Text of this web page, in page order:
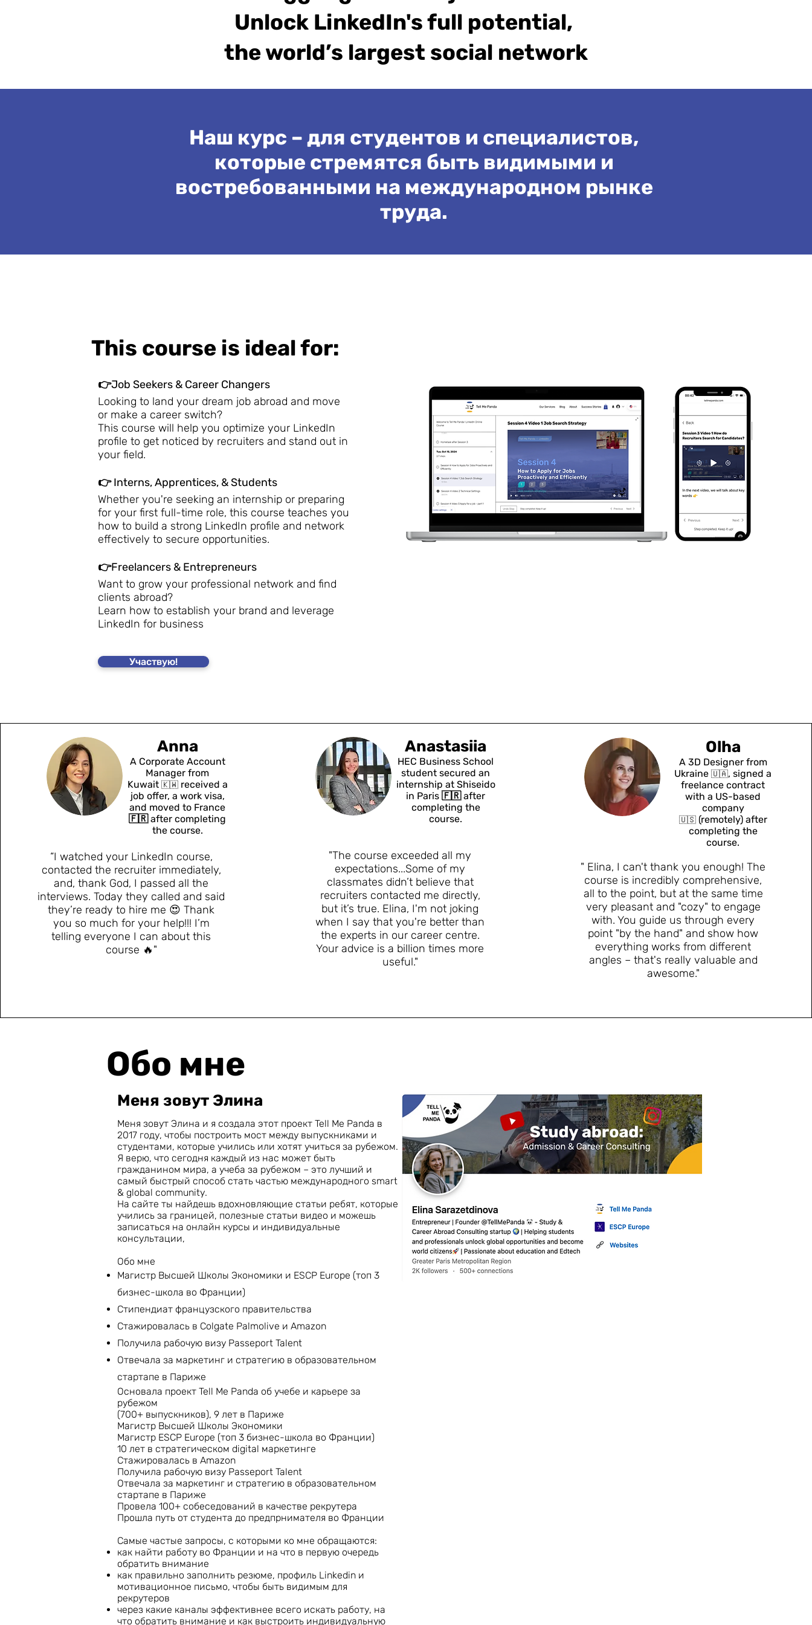
Unlock LinkedIn's full potential,
the world’s largest social network
Наш курс – для студентов и специалистов,
которые стремятся быть видимыми и
востребованными на международном рынке
труда.
This course is ideal for:
👉Job Seekers & Career Changers
Looking to land your dream job abroad and move
or make a career switch?
This course will help you optimize your LinkedIn
profile to get noticed by recruiters and stand out in
your field.
👉 Interns, Apprentices, & Students
Whether you're seeking an internship or preparing
for your first full-time role, this course teaches you
how to build a strong LinkedIn profile and network
effectively to secure opportunities.
👉Freelancers & Entrepreneurs
Want to grow your professional network and find
clients abroad?
Learn how to establish your brand and leverage
LinkedIn for business
Участвую!
Anna
A Corporate Account
Manager from
Kuwait 🇰🇼received a
job offer, a work visa,
and moved to France
🇫🇷 after completing
the course.
“I watched your LinkedIn course,
contacted the recruiter immediately,
and, thank God, I passed all the
interviews. Today they called and said
they’re ready to hire me 😍 Thank
you so much for your help!!! I’m
telling everyone I can about this
course 🔥"
Anastasiia
HEC Business School
student secured an
internship at Shiseido
in Paris 🇫🇷 after
completing the
course.
"The course exceeded all my
expectations...Some of my
classmates didn’t believe that
recruiters contacted me directly,
but it’s true. Elina, I'm not joking
when I say that you're better than
the experts in our career centre.
Your advice is a billion times more
useful."
Olha
A 3D Designer from
Ukraine🇺🇦, signed a
freelance contract
with a US-based
company
🇺🇸 (remotely) after
completing the
course.
"​ Elina, I can't thank you enough! The
course is incredibly comprehensive,
all to the point, but at the same time
very pleasant and "cozy" to engage
with. You guide us through every
point "by the hand" and show how
everything works from different
angles – that's really valuable and
awesome."
Обо мне
Меня зовут Элина
Меня зовут Элина и я создала этот проект Tell Me Panda в
2017 году, чтобы построить мост между выпускниками и
студентами, которые учились или хотят учиться за рубежом.
Я верю, что сегодня каждый из нас может быть
гражданином мира, а учеба за рубежом – это лучший и
самый быстрый способ стать частью международного smart
& global community.
На сайте ты найдешь вдохновляющие статьи ребят, которые
учились за границей, полезные статьи видео и можешь
записаться на онлайн курсы и индивидуальные
консультации,
Обо мне
Магистр Высшей Школы Экономики и ESCP Europe (топ 3
бизнес-школа во Франции)
Стипендиат французского правительства
Стажировалась в Colgate Palmolive и Amazon
Получила рабочую визу Passeport Talent
Отвечала за маркетинг и стратегию в образовательном
стартапе в Париже
Основала проект Tell Me Panda об учебе и карьере за
рубежом
(700+ выпускников), 9 лет в Париже
Магистр Высшей Школы Экономики
Магистр ESCP Europe (топ 3 бизнес-школа во Франции)
10 лет в стратегическом digital маркетинге
Стажировалась в Amazon
Получила рабочую визу Passeport Talent
Отвечала за маркетинг и стратегию в образовательном
стартапе в Париже
Провела 100+ собеседований в качестве рекрутера
Прошла путь от студента до предпрнимателя во Франции
Самые частые запросы, с которыми ко мне обращаются:
как найти работу во Франции и на что в первую очередь
обратить внимание
как правильно заполнить резюме, профиль Linkedin и
мотивационное письмо, чтобы быть видимым для
рекрутеров
через какие каналы эффективнее всего искать работу, на
что обратить внимание и как выстроить индивидуальную